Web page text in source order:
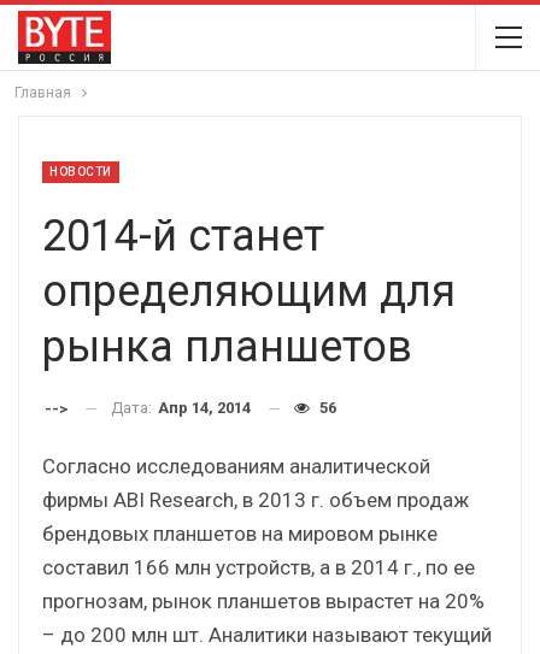
Главная
НОВОСТИ
2014-й станет
определяющим для
рынка планшетов
--> Дата: Апр 14, 2014 56
Согласно исследованиям аналитической
фирмы ABI Research, в 2013 г. объем продаж
брендовых планшетов на мировом рынке
составил 166 млн устройств, а в 2014 г., по ее
прогнозам, рынок планшетов вырастет на 20%
– до 200 млн шт. Аналитики называют текущий